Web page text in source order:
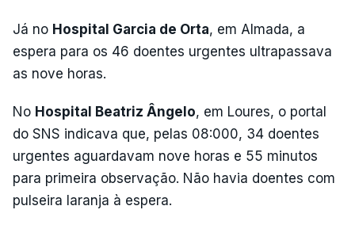
Já no Hospital Garcia de Orta, em Almada, a
espera para os 46 doentes urgentes ultrapassava
as nove horas.
No Hospital Beatriz Ângelo, em Loures, o portal
do SNS indicava que, pelas 08:000, 34 doentes
urgentes aguardavam nove horas e 55 minutos
para primeira observação. Não havia doentes com
pulseira laranja à espera.